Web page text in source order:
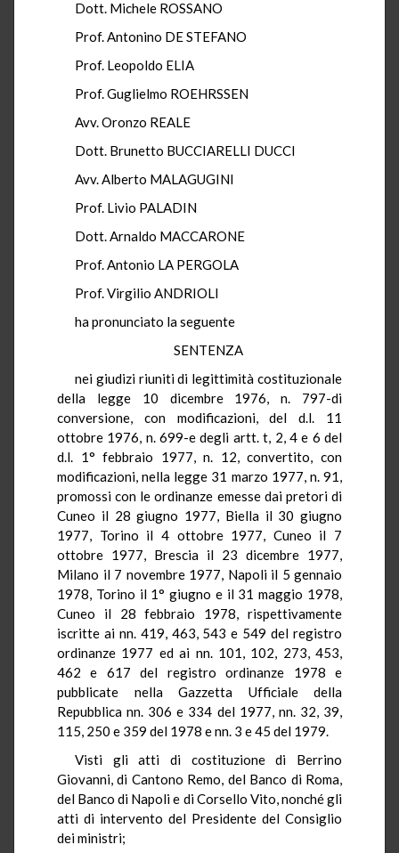
Dott. Michele ROSSANO
Prof. Antonino DE STEFANO
Prof. Leopoldo ELIA
Prof. Guglielmo ROEHRSSEN
Avv. Oronzo REALE
Dott. Brunetto BUCCIARELLI DUCCI
Avv. Alberto MALAGUGINI
Prof. Livio PALADIN
Dott. Arnaldo MACCARONE
Prof. Antonio LA PERGOLA
Prof. Virgilio ANDRIOLI
ha pronunciato la seguente
SENTENZA
nei giudizi riuniti di legittimità costituzionale
della legge 10 dicembre 1976, n. 797-di
conversione, con modificazioni, del d.l. 11
ottobre 1976, n. 699-e degli artt. t, 2, 4 e 6 del
d.l. 1° febbraio 1977, n. 12, convertito, con
modificazioni, nella legge 31 marzo 1977, n. 91,
promossi con le ordinanze emesse dai pretori di
Cuneo il 28 giugno 1977, Biella il 30 giugno
1977, Torino il 4 ottobre 1977, Cuneo il 7
ottobre 1977, Brescia il 23 dicembre 1977,
Milano il 7 novembre 1977, Napoli il 5 gennaio
1978, Torino il 1° giugno e il 31 maggio 1978,
Cuneo il 28 febbraio 1978, rispettivamente
iscritte ai nn. 419, 463, 543 e 549 del registro
ordinanze 1977 ed ai nn. 101, 102, 273, 453,
462 e 617 del registro ordinanze 1978 e
pubblicate nella Gazzetta Ufficiale della
Repubblica nn. 306 e 334 del 1977, nn. 32, 39,
115, 250 e 359 del 1978 e nn. 3 e 45 del 1979.
Visti gli atti di costituzione di Berrino
Giovanni, di Cantono Remo, del Banco di Roma,
del Banco di Napoli e di Corsello Vito, nonché gli
atti di intervento del Presidente del Consiglio
dei ministri;